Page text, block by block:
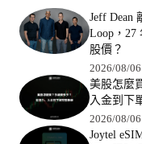
Jeff Dean
Loop，27
股價？
2026/08/06
美股怎麼
入金到下
2026/08/06
Joytel